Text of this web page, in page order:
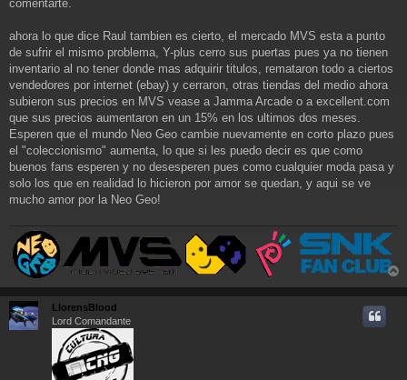
comentarte.
ahora lo que dice Raul tambien es cierto, el mercado MVS esta a punto
de sufrir el mismo problema, Y-plus cerro sus puertas pues ya no tienen
inventario al no tener donde mas adquirir titulos, remataron todo a ciertos
vendedores por internet (ebay) y cerraron, otras tiendas del medio ahora
subieron sus precios en MVS vease a Jamma Arcade o a excellent.com
que sus precios aumentaron en un 15% en los ultimos dos meses.
Esperen que el mundo Neo Geo cambie nuevamente en corto plazo pues
el "coleccionismo" aumenta, lo que si les puedo decir es que como
buenos fans esperen y no desesperen pues como cualquier moda pasa y
solo los que en realidad lo hicieron por amor se quedan, y aqui se ve
mucho amor por la Neo Geo!
r
LlorensBlood
Lord Comandante